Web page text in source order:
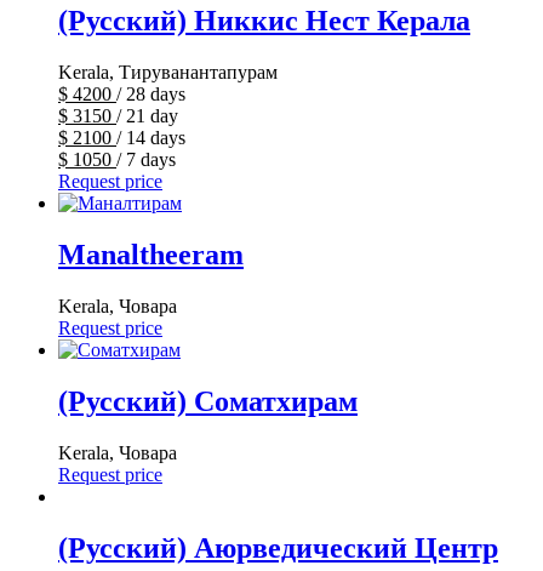
(Русский) Никкис Нест Керала
Kerala, Тируванантапурам
$ 4200 / 28 days
$ 3150 / 21 day
$ 2100 / 14 days
$ 1050 / 7 days
Request price
Manaltheeram
Kerala, Човара
Request price
(Русский) Соматхирам
Kerala, Човара
Request price
(Русский) Аюрведический Центр